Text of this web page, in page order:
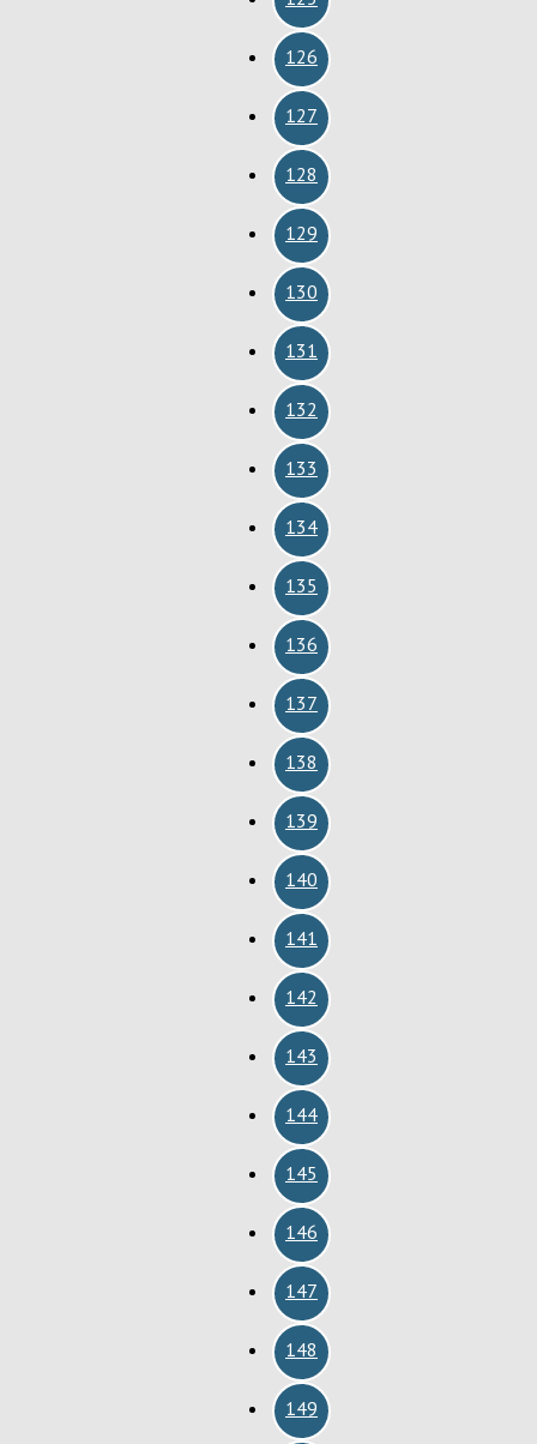
126
127
128
129
130
131
132
133
134
135
136
137
138
139
140
141
142
143
144
145
146
147
148
149